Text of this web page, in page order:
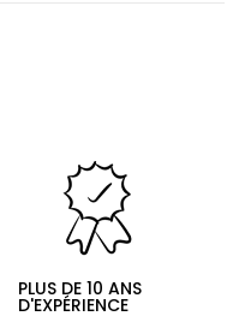
PLUS DE 10 ANS
D'EXPÉRIENCE